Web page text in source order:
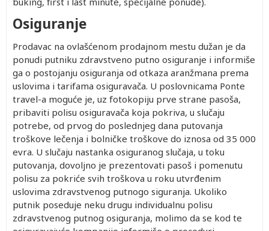
Osiguranje
Prodavac na ovlašćenom prodajnom mestu dužan je da
ponudi putniku zdravstveno putno osiguranje i informiše
ga o postojanju osiguranja od otkaza aranžmana prema
uslovima i tarifama osiguravača. U poslovnicama Ponte
travel-a moguće je, uz fotokopiju prve strane pasoša,
pribaviti polisu osiguravača koja pokriva, u slučaju
potrebe, od prvog do poslednjeg dana putovanja
troškove lečenja i bolničke troškove do iznosa od 35 000
evra. U slučaju nastanka osiguranog slučaja, u toku
putovanja, dovoljno je prezentovati pasoš i pomenutu
polisu za pokriće svih troškova u roku utvrđenim
uslovima zdravstvenog putnogo siguranja. Ukoliko
putnik poseduje neku drugu individualnu polisu
zdravstvenog putnog osiguranja, molimo da se kod te